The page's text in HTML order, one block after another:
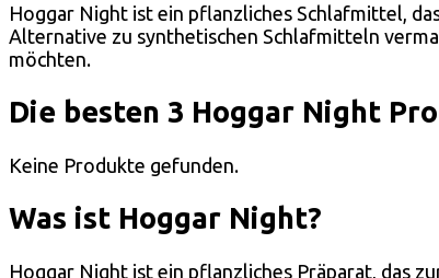
Hoggar Night ist ein pflanzliches Schlafmittel,
Alternative zu synthetischen Schlafmitteln
möchten.
Die besten 3 Hoggar Night
Keine Produkte gefunden.
Was ist Hoggar Night?
Hoggar Night ist ein pflanzliches Präparat, das